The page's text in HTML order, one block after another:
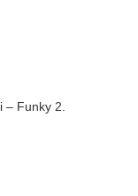
– Funky 2.